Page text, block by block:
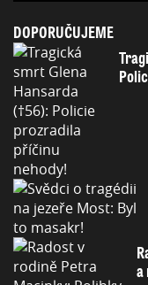
DOPORUČUJEME